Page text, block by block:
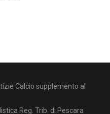
Calcio supplemento al
Reg. Trib. di Pescara